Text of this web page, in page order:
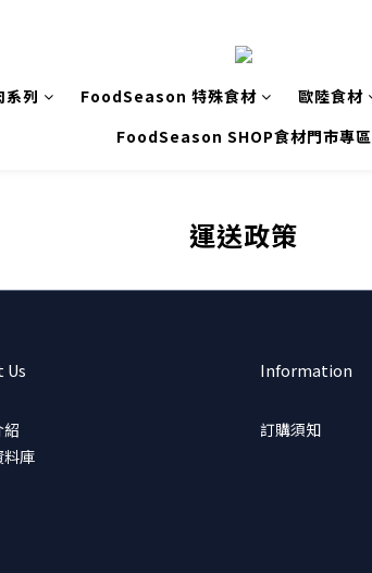
列 FoodSeason 特殊食材 歐陸食材
FoodSeason SHOP食材門市專區
運送政策
Us
庫
Information
訂購須知